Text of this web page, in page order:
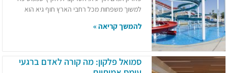
למשוך משפחות מכל רחבי הארץ חוף גיא הוא
להמשך קריאה »
סמואל פלקון: מה קורה לאדם ברגעי